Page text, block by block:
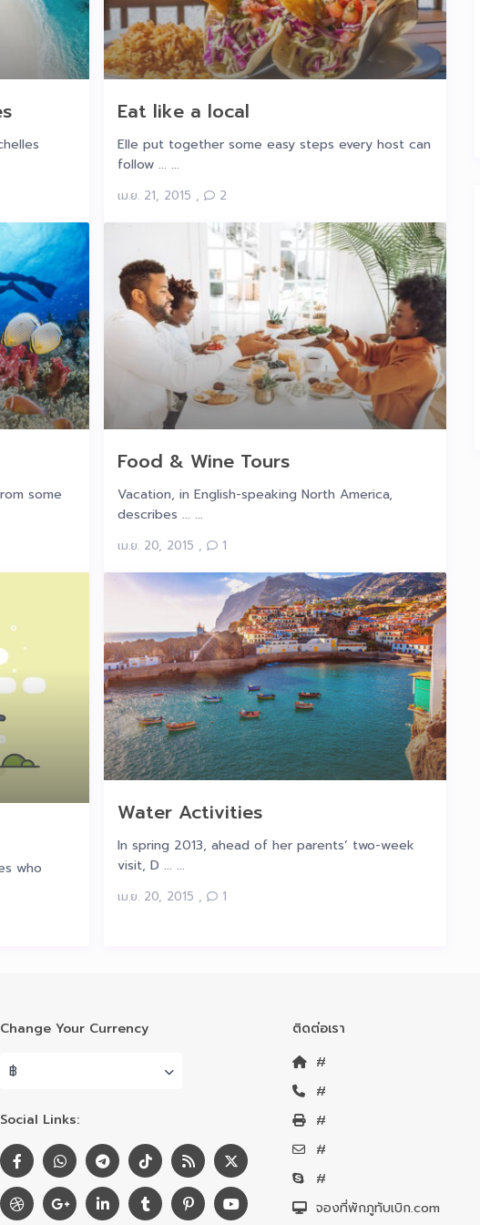
Eat like a local
Elle put together some easy steps every host can
follow ... ...
เม.ย. 21, 2015 , 2
some
Food & Wine Tours
Vacation, in English-speaking North America,
describes ... ...
เม.ย. 20, 2015 , 1
who
Water Activities
In spring 2013, ahead of her parents’ two-week
visit, D ... ...
เม.ย. 20, 2015 , 1
Change Your Currency
฿
Social Links:
ติดต่อเรา
#
#
#
#
#
จองที่พักภูทับเบิก.com